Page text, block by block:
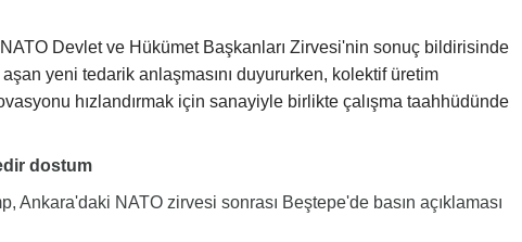
Devlet ve Hükümet Başkanları Zirvesi'nin sonuç bildirisinde
yeni tedarik anlaşmasını duyururken, kolektif üretim
hızlandırmak için sanayiyle birlikte çalışma taahhüdünde
dostum
Ankara'daki NATO zirvesi sonrası Beştepe'de basın açıklaması